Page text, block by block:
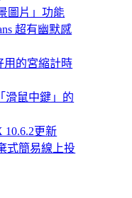
圖片」功能
超有幽默感
用的宮縮計時
滑鼠中鍵」的
10.6.2更新
式簡易線上投